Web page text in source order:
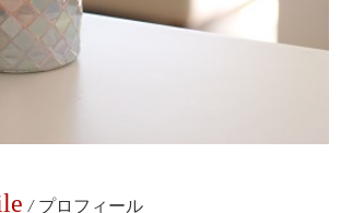
/ プロフィール